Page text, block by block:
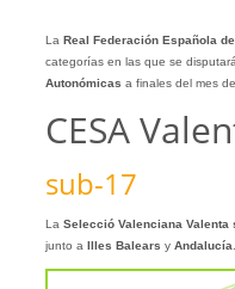
La Real Federación Española
categorías en las que se
Autonómicas a finales del mes
CESA
sub-17
La Selecció Valenciana Valenta
junto a Illes Balears y Andalucía